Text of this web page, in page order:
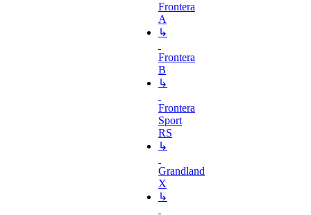
Frontera
A
↳
Frontera
B
↳
Frontera
Sport
RS
↳
Grandland
X
↳